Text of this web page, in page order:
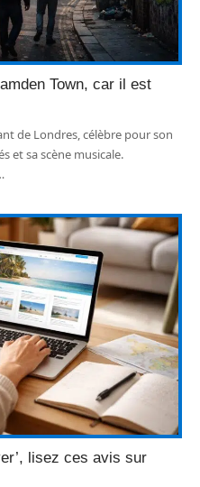
Town, car il est
de Londres, célèbre pour son
et sa scène musicale.
lisez ces avis sur